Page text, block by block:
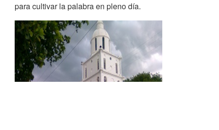
para cultivar la palabra en pleno día.